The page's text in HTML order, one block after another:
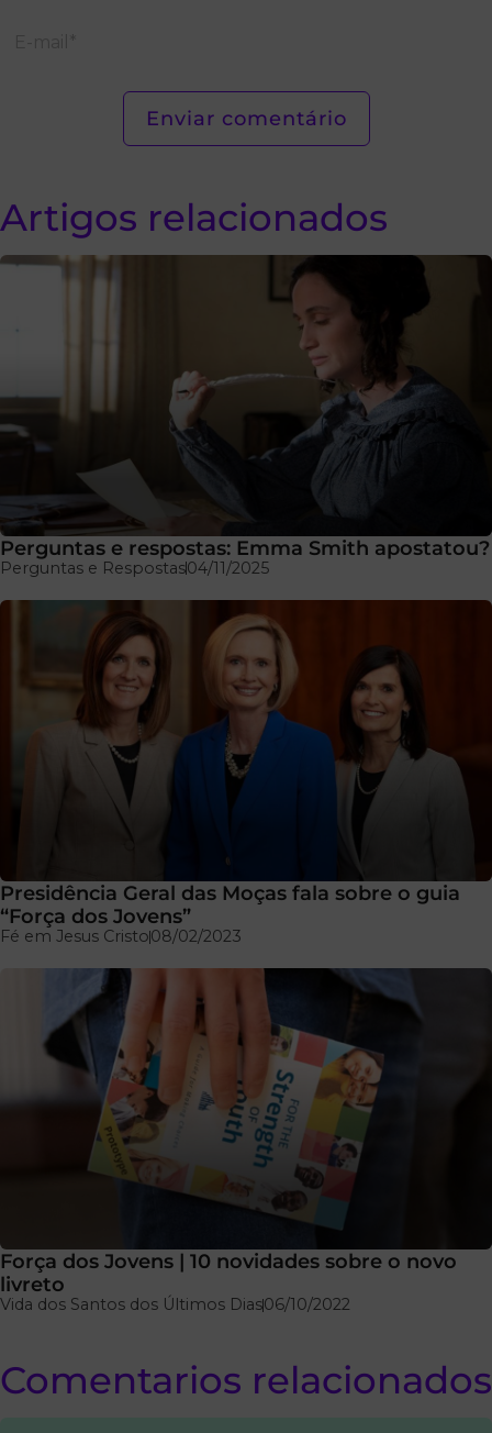
Artigos relacionados
Perguntas e respostas: Emma Smith apostatou?
Perguntas e Respostas04/11/2025
Presidência Geral das Moças fala sobre o guia
“Força dos Jovens”
Fé em Jesus Cristo08/02/2023
Força dos Jovens | 10 novidades sobre o novo
livreto
Vida dos Santos dos Últimos Dias06/10/2022
Comentarios relacionados